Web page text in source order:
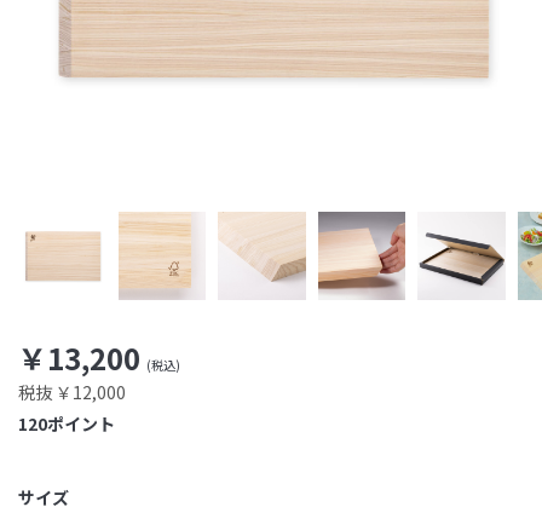
￥13,200
税抜 ￥12,000
ポイント
120
サイズ